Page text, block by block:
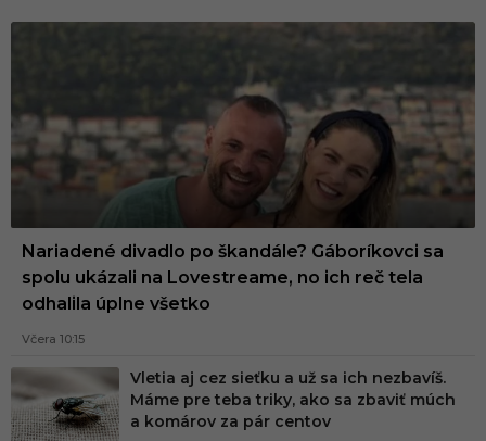
Nariadené divadlo po škandále? Gáboríkovci sa
spolu ukázali na Lovestreame, no ich reč tela
odhalila úplne všetko
Včera 10:15
Vletia aj cez sieťku a už sa ich nezbavíš.
Máme pre teba triky, ako sa zbaviť múch
a komárov za pár centov